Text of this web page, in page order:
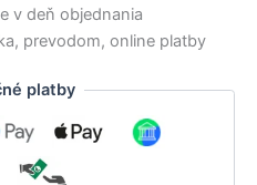
v deň objednania
prevodom, online platby
platby